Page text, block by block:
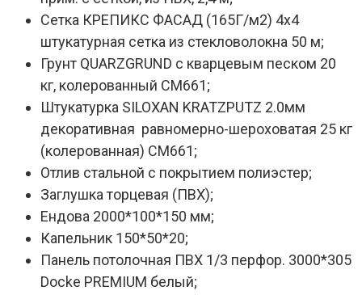
Сетка КРЕПИКС ФАСАД (165Г/м2) 4х4
штукатурная сетка из стекловолокна 50 м;
Грунт QUARZGRUND с кварцевым песком 20
кг, колерованный СМ661;
Штукатурка SILOXAN KRATZPUTZ 2.0мм
декоративная равномерно-шероховатая 25 кг
(колерованная) СМ661;
Отлив стальной с покрытием полиэстер;
Заглушка торцевая (ПВХ);
Ендова 2000*100*150 мм;
Капельник 150*50*20;
Панель потолочная ПВХ 1/3 перфор. 3000*305
Docke PREMIUM белый;